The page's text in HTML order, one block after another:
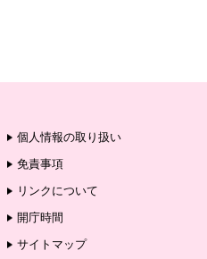
個人情報の取り扱い
免責事項
リンクについて
開庁時間
サイトマップ